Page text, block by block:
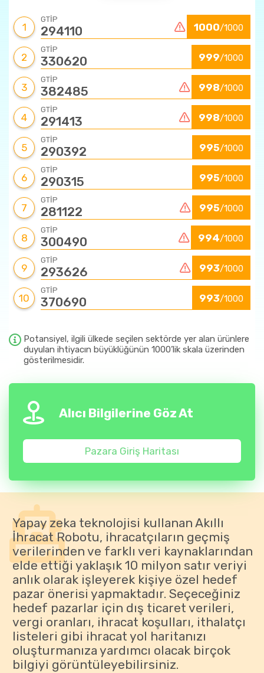
1
GTİP
294110 1000/1000
2
GTİP
330620 999/1000
3
GTİP
382485 998/1000
4
GTİP
291413 998/1000
5
GTİP
290392 995/1000
6
GTİP
290315 995/1000
7
GTİP
281122 995/1000
8
GTİP
300490 994/1000
9
GTİP
293626 993/1000
10
GTİP
370690 993/1000
Potansiyel, ilgili ülkede seçilen sektörde yer alan ürünlere
duyulan ihtiyacın büyüklüğünün 1000’lik skala üzerinden
gösterilmesidir.
Alıcı Bilgilerine Göz At
Pazara Giriş Haritası
Yapay zeka teknolojisi kullanan Akıllı
İhracat Robotu, ihracatçıların geçmiş
verilerinden ve farklı veri kaynaklarından
elde ettiği yaklaşık 10 milyon satır veriyi
anlık olarak işleyerek kişiye özel hedef
pazar önerisi yapmaktadır. Seçeceğiniz
hedef pazarlar için dış ticaret verileri,
vergi oranları, ihracat koşulları, ithalatçı
listeleri gibi ihracat yol haritanızı
oluşturmanıza yardımcı olacak birçok
bilgiyi görüntüleyebilirsiniz.